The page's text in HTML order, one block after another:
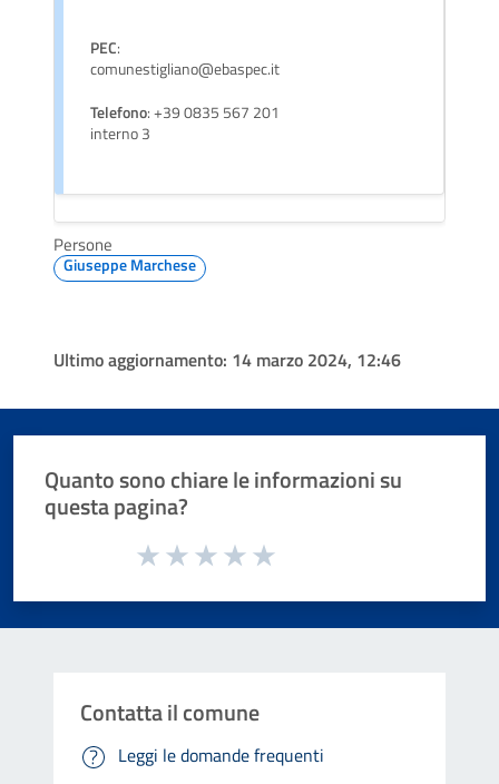
PEC:
comunestigliano@ebaspec.it
Telefono: +39 0835 567 201
interno 3
Persone
Giuseppe Marchese
Ultimo aggiornamento: 14 marzo 2024, 12:46
Quanto sono chiare le informazioni su
questa pagina?
Valuta da 1 a 5 stelle la pagina
Contatta il comune
Leggi le domande frequenti